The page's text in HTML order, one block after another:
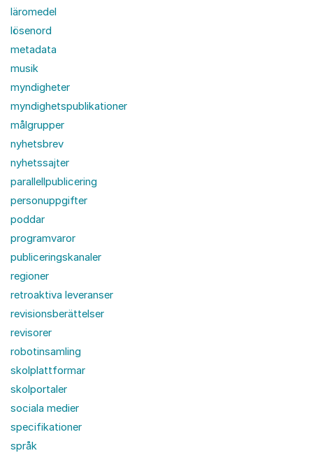
läromedel
lösenord
metadata
musik
myndigheter
myndighetspublikationer
målgrupper
nyhetsbrev
nyhetssajter
parallellpublicering
personuppgifter
poddar
programvaror
publiceringskanaler
regioner
retroaktiva leveranser
revisionsberättelser
revisorer
robotinsamling
skolplattformar
skolportaler
sociala medier
specifikationer
språk